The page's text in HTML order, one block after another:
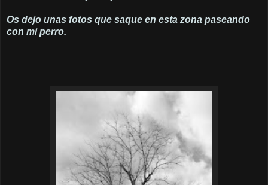
Os dejo unas fotos que saque en esta zona paseando
con mi perro.